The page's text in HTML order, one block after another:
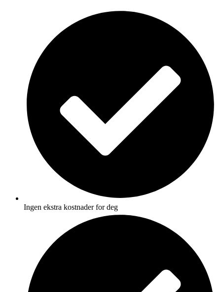
Ingen ekstra kostnader for deg